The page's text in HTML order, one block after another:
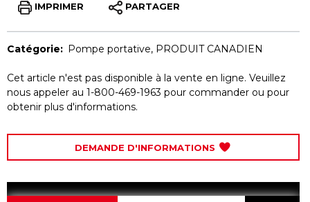
IMPRIMER PARTAGER
Catégorie: Pompe portative, PRODUIT CANADIEN
Cet article n'est pas disponible à la vente en ligne. Veuillez
nous appeler au 1-800-469-1963 pour commander ou pour
obtenir plus d'informations.
DEMANDE D'INFORMATIONS